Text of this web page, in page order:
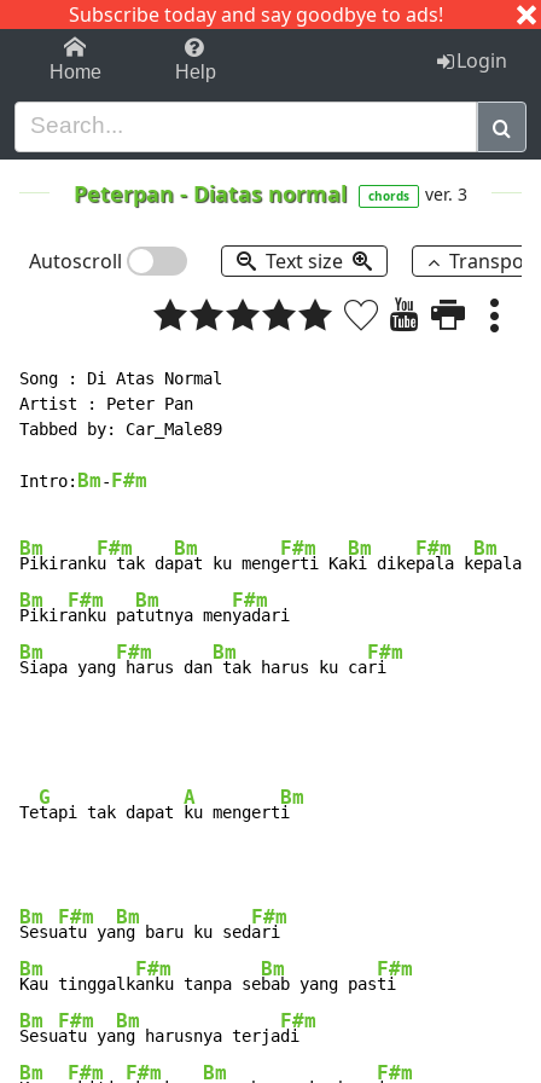
Subscribe today and say goodbye to ads!
1-9 C I J
Home Help Login
Peterpan - Diatas normal chords ver. 3
Autoscroll Text size
Song : Di Atas Normal
Artist : Peter Pan
Tabbed by: Car_Male89
Intro: Bm- F#m
Bm
Pikirank
F#m
u tak da
Bm
pat ku meng
F#m
erti Ka
Bm
ki dike
F#m
pala k
Bm
epala
Bm
Pikir
F#m
anku pa
Bm
tutnya men
F#m
Bm
Siapa yang
F#m
harus dan
Bm
tak harus ku ca
F#m
ri
Te
G
tapi tak dapat
A
ku mengert
Bm
Bm
Sesu
F#m
atu ya
Bm
ng baru ku sed
F#m
Bm
Kau tinggalk
F#m
anku tanpa se
Bm
bab yang pas
F#m
Bm
Sesu
F#m
atu ya
Bm
ng harusnya terja
F#m
Bm F#m F#m Bm F#m